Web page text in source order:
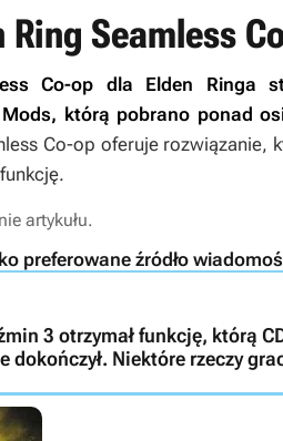
Ring Seamless
Co-op dla Elden Ringa
którą pobrano ponad
Co-op oferuje rozwiązanie,
artykułu.
preferowane źródło
3 otrzymał funkcję, którą
dokończył. Niektóre rzeczy